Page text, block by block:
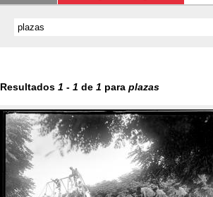
Resultados 1 - 1 de 1 para plazas